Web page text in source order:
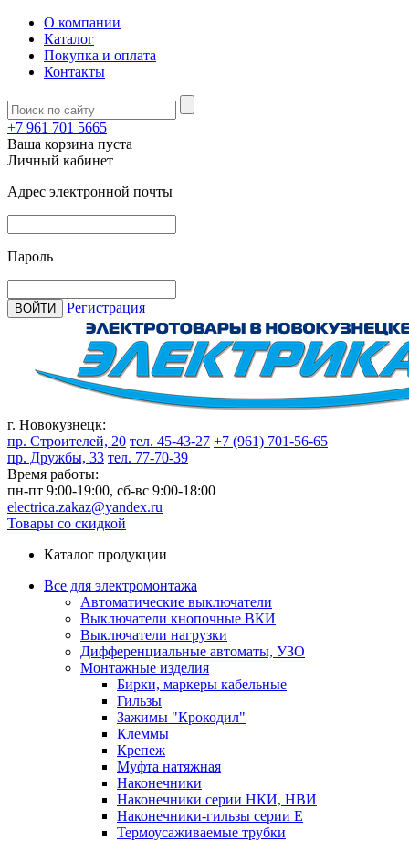
О компании
Каталог
Покупка и оплата
Контакты
+7 961 701 5665
Ваша корзина пуста
Личный кабинет
Адрес электронной почты
Пароль
ВОЙТИ Регистрация
г. Новокузнецк:
пр. Строителей, 20 тел. 45-43-27 +7 (961) 701-56-65
пр. Дружбы, 33 тел. 77-70-39
Время работы:
пн-пт 9:00-19:00, сб-вс 9:00-18:00
electrica.zakaz@yandex.ru
Товары со скидкой
Каталог продукции
Все для электромонтажа
Автоматические выключатели
Выключатели кнопочные ВКИ
Выключатели нагрузки
Дифференциальные автоматы, УЗО
Монтажные изделия
Бирки, маркеры кабельные
Гильзы
Зажимы "Крокодил"
Клеммы
Крепеж
Муфта натяжная
Наконечники
Наконечники серии НКИ, НВИ
Наконечники-гильзы серии Е
Термоусаживаемые трубки